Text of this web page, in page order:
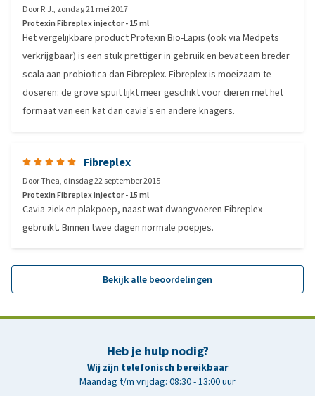
DoorR.J., zondag 21 mei 2017
Protexin Fibreplex injector - 15 ml
Het vergelijkbare product Protexin Bio-Lapis (ook via Medpets
verkrijgbaar) is een stuk prettiger in gebruik en bevat een breder
scala aan probiotica dan Fibreplex. Fibreplex is moeizaam te
doseren: de grove spuit lijkt meer geschikt voor dieren met het
formaat van een kat dan cavia's en andere knagers.
Fibreplex
DoorThea, dinsdag 22 september 2015
Protexin Fibreplex injector - 15 ml
Cavia ziek en plakpoep, naast wat dwangvoeren Fibreplex
gebruikt. Binnen twee dagen normale poepjes.
Bekijk alle beoordelingen
Heb je hulp nodig?
Wij zijn telefonisch bereikbaar
Maandag t/m vrijdag: 08:30 - 13:00 uur